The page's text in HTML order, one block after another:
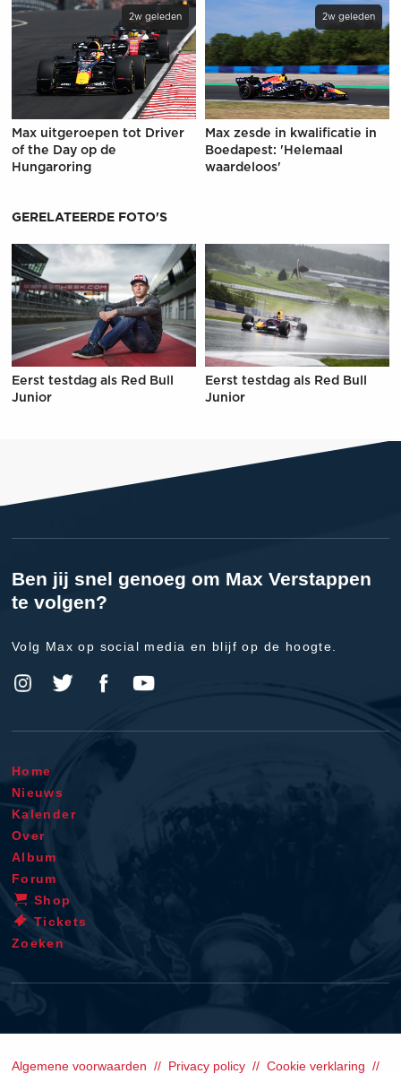
2w geleden
Max uitgeroepen tot Driver
of the Day op de
Hungaroring
2w geleden
Max zesde in kwalificatie in
Boedapest: 'Helemaal
waardeloos'
GERELATEERDE FOTO'S
Eerst testdag als Red Bull
Junior
Eerst testdag als Red Bull
Junior
Ben jij snel genoeg om Max Verstappen
te volgen?
Volg Max op social media en blijf op de hoogte.
Home
Nieuws
Kalender
Over
Album
Forum
Shop
Tickets
Zoeken
Algemene voorwaarden Privacy policy Cookie verklaring